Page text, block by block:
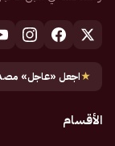
★اجعل «عاجل»
الأقسام